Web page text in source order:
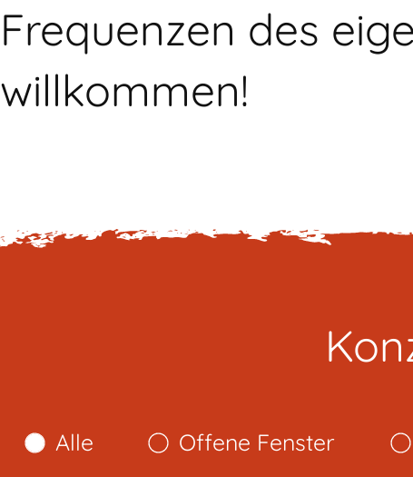
Frequenzen des
willkommen!
Alle Offene Fenster